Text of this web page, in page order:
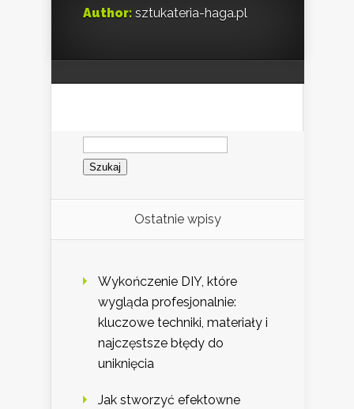
Author: sztukateria-haga.pl
Szukaj:
Ostatnie wpisy
Wykończenie DIY, które
wygląda profesjonalnie:
kluczowe techniki, materiały i
najczęstsze błędy do
uniknięcia
Jak stworzyć efektowne